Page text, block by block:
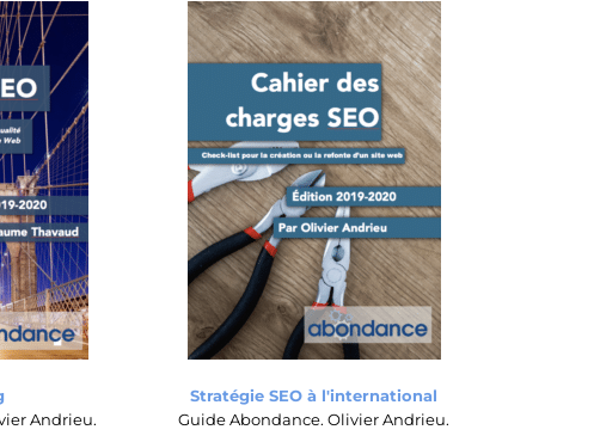
Andrieu.
Stratégie SEO à l'international
Guide Abondance. Olivier Andrieu.